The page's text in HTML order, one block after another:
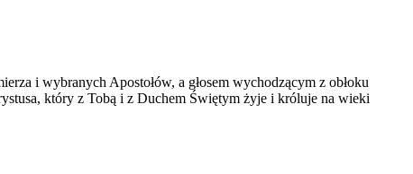
i wybranych Apostołów, a głosem wychodzącym z obłoku
który z Tobą i z Duchem Świętym żyje i króluje na wieki